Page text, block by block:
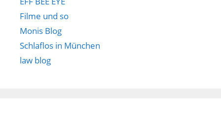
Filme und so
Monis Blog
Schlaflos in München
law blog